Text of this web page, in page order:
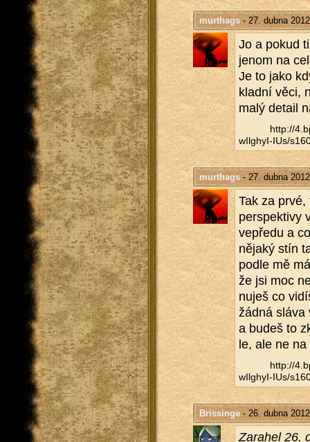
murthags- 27. dubna
Jo a pokud
jenom na
Je to jako
klad­ní věci,
malý de­tail
http://​
wIlghyI-IUs/​
murthags- 27. dubna
Tak za
per­spek­ti­vy
vep­ře­du a
ně­ja­ký stín
podle mě
že jsi moc
nu­ješ co
žádná sláva
a budeš to
le, ale ne
http://​
wIlghyI-IUs/​
Brissinge- 26. dubna
Za­ra­hel 26.